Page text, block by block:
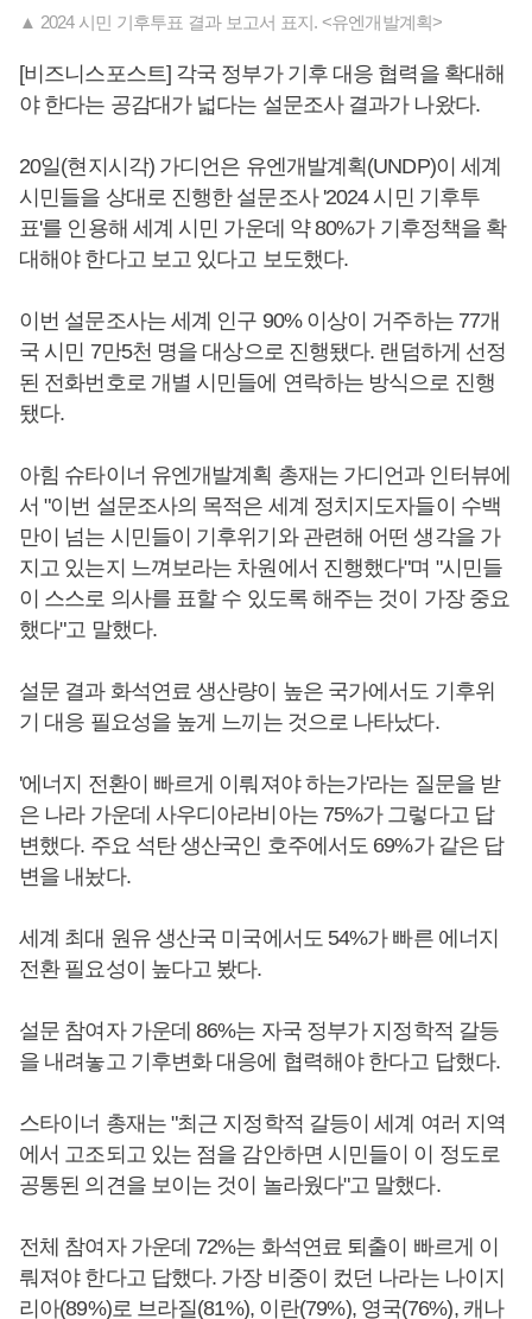
▲ 2024 시민 기후투표 결과 보고서 표지. <유엔개발계획>
[비즈니스포스트] 각국 정부가 기후 대응 협력을 확대해
야 한다는 공감대가 넓다는 설문조사 결과가 나왔다.
20일(현지시각) 가디언은 유엔개발계획(UNDP)이 세계
시민들을 상대로 진행한 설문조사 '2024 시민 기후투
표'를 인용해 세계 시민 가운데 약 80%가 기후정책을 확
대해야 한다고 보고 있다고 보도했다.
이번 설문조사는 세계 인구 90% 이상이 거주하는 77개
국 시민 7만5천 명을 대상으로 진행됐다. 랜덤하게 선정
된 전화번호로 개별 시민들에 연락하는 방식으로 진행
됐다.
아힘 슈타이너 유엔개발계획 총재는 가디언과 인터뷰에
서 "이번 설문조사의 목적은 세계 정치지도자들이 수백
만이 넘는 시민들이 기후위기와 관련해 어떤 생각을 가
지고 있는지 느껴보라는 차원에서 진행했다"며 "시민들
이 스스로 의사를 표할 수 있도록 해주는 것이 가장 중요
했다"고 말했다.
설문 결과 화석연료 생산량이 높은 국가에서도 기후위
기 대응 필요성을 높게 느끼는 것으로 나타났다.
'에너지 전환이 빠르게 이뤄져야 하는가'라는 질문을 받
은 나라 가운데 사우디아라비아는 75%가 그렇다고 답
변했다. 주요 석탄 생산국인 호주에서도 69%가 같은 답
변을 내놨다.
세계 최대 원유 생산국 미국에서도 54%가 빠른 에너지
전환 필요성이 높다고 봤다.
설문 참여자 가운데 86%는 자국 정부가 지정학적 갈등
을 내려놓고 기후변화 대응에 협력해야 한다고 답했다.
스타이너 총재는 "최근 지정학적 갈등이 세계 여러 지역
에서 고조되고 있는 점을 감안하면 시민들이 이 정도로
공통된 의견을 보이는 것이 놀라웠다"고 말했다.
전체 참여자 가운데 72%는 화석연료 퇴출이 빠르게 이
뤄져야 한다고 답했다. 가장 비중이 컸던 나라는 나이지
리아(89%)로 브라질(81%), 이란(79%), 영국(76%), 캐나